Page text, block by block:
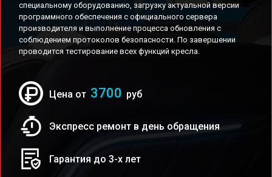
специальному оборудованию, загрузку актуальной версии
программного обеспечения с официального сервера
производителя и выполнение процесса обновления с
соблюдением протоколов безопасности. По завершении
проводится тестирование всех функций кресла.
Цена от 3700 руб
Экспресс ремонт в день обращения
Гарантия до 3-х лет